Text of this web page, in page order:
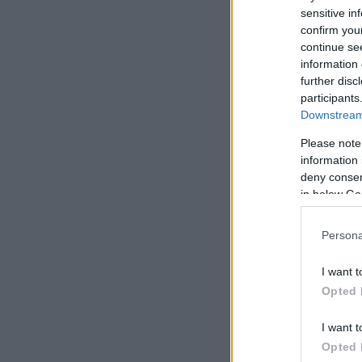
sensitive
confirm
continue
information
further
Please
information
deny
in below
I want
Opted
I want
Opted
συνέχεια το